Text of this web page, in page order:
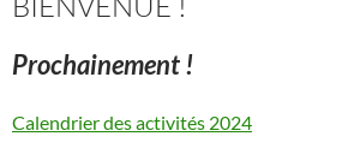
Prochainement !
Calendrier des activités 2024